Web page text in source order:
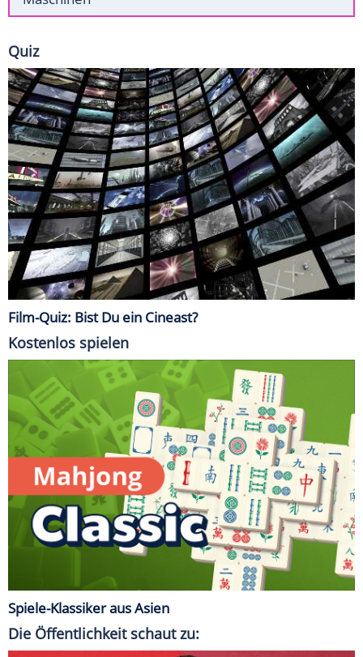
Quiz
Film-Quiz: Bist Du ein Cineast?
Kostenlos spielen
Spiele-Klassiker aus Asien
Die Öffentlichkeit schaut zu: